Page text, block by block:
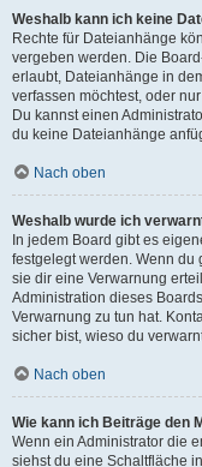
Weshalb kann ich keine
Rechte für Dateianhänge
vergeben werden. Die
erlaubt, Dateianhänge in
verfassen möchtest, oder
Du kannst einen
du keine Dateianhänge
Nach oben
Weshalb wurde ich
In jedem Board gibt es
festgelegt werden. Wenn du
sie dir eine Verwarnung
Administration dieses
Verwarnung zu tun hat.
sicher bist, wieso du
Nach oben
Wie kann ich Beiträge den
Wenn ein Administrator die
siehst du eine Schaltfläche